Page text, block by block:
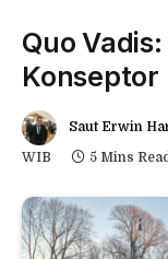
Quo
Konseptor
Saut Erwin
WIB
5 Mins